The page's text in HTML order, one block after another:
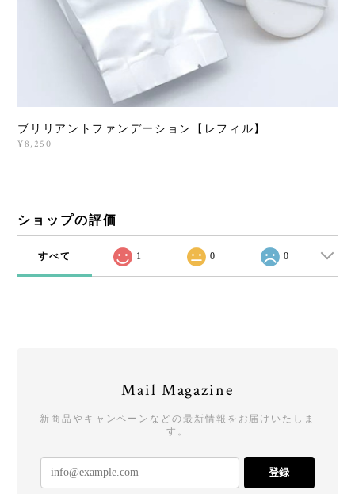
ブリリアントファンデーション【レフィル】
¥8,250
ショップの評価
すべて 1 0 0
Mail Magazine
新商品やキャンペーンなどの最新情報をお届けいたしま
す。
登録